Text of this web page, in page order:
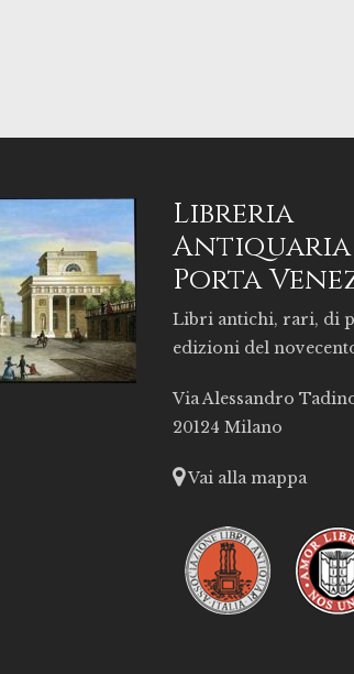
Libreria
Porta
Libri antichi, rari, di
edizioni del
Via Alessandro
20124 Milano
Vai alla mappa